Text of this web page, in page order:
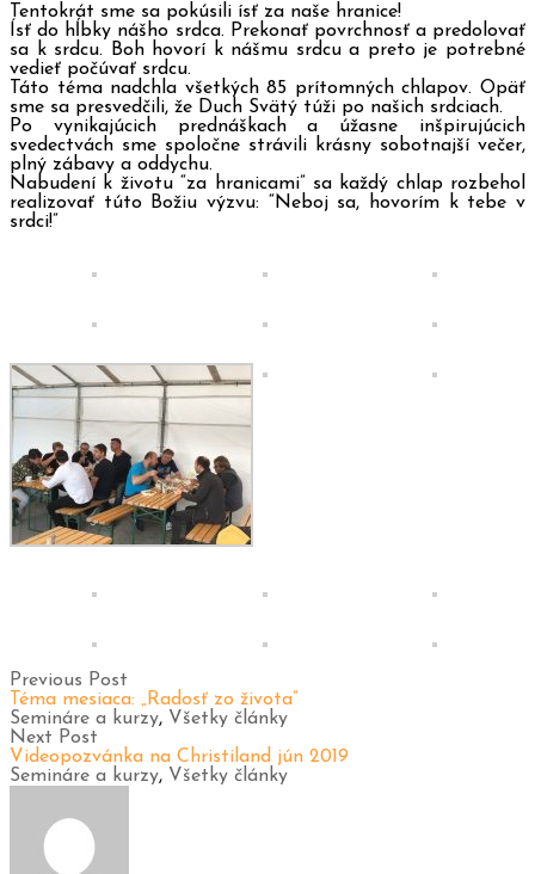
Tentokrát sme sa pokúsili ísť za naše hranice!
Ísť do hĺbky nášho srdca. Prekonať povrchnosť a predolovať
sa k srdcu. Boh hovorí k nášmu srdcu a preto je potrebné
vedieť počúvať srdcu.
Táto téma nadchla všetkých 85 prítomných chlapov. Opäť
sme sa presvedčili, že Duch Svätý túži po našich srdciach.
Po vynikajúcich prednáškach a úžasne inšpirujúcich
svedectvách sme spoločne strávili krásny sobotnajší večer,
plný zábavy a oddychu.
Nabudení k životu “za hranicami” sa každý chlap rozbehol
realizovať túto Božiu výzvu: “Neboj sa, hovorím k tebe v
srdci!”
Previous Post
Téma mesiaca: „Radosť zo života“
Semináre a kurzy, Všetky články
Next Post
Videopozvánka na Christiland jún 2019
Semináre a kurzy, Všetky články